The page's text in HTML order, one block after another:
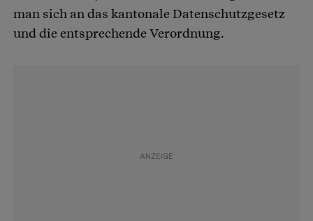
man sich an das kantonale Datenschutzgesetz
und die entsprechende Verordnung.